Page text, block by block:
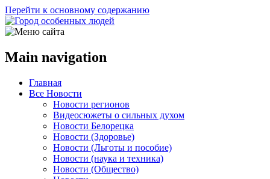
Перейти к основному содержанию
Main navigation
Главная
Все Новости
Новости регионов
Видеосюжеты о сильных духом
Новости Белорецка
Новости (Здоровье)
Новости (Льготы и пособие)
Новости (наука и техника)
Новости (Общество)